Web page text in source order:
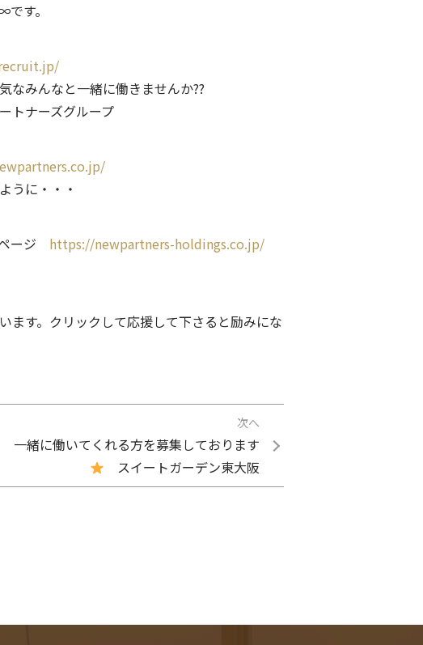
す。
みんなと一緒に働きませんか??
ナーズグループ
うに・・・
ージ https://newpartners-holdings.co.jp/
す。クリックして応援して下さると励みにな
次へ
一緒に働いてくれる方を募集しております
スイートガーデン東大阪